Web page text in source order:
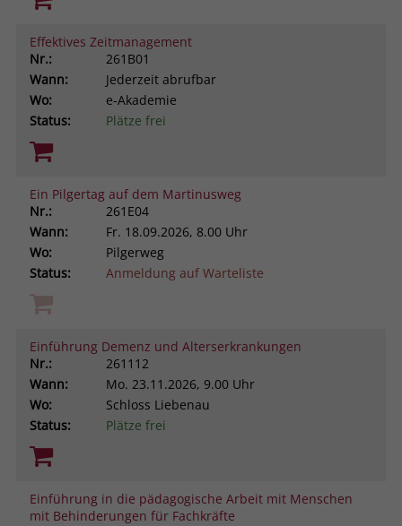
Effektives Zeitmanagement
Nr.:
261B01
Wann:
Jederzeit abrufbar
Wo:
e-Akademie
Status:
Plätze frei
Ein Pilgertag auf dem Martinusweg
Nr.:
261E04
Wann:
Fr. 18.09.2026, 8.00 Uhr
Wo:
Pilgerweg
Status:
Anmeldung auf Warteliste
Einführung Demenz und Alterserkrankungen
Nr.:
261112
Wann:
Mo. 23.11.2026, 9.00 Uhr
Wo:
Schloss Liebenau
Status:
Plätze frei
Einführung in die pädagogische Arbeit mit Menschen
mit Behinderungen für Fachkräfte